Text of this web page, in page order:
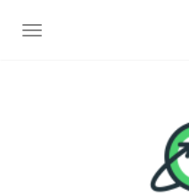
NAVIGATION UMSCHALTEN